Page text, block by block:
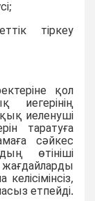
тіркеу
қол
иегерінің
иеленуші
таратуға
сәйкес
өтініші
етпейді.